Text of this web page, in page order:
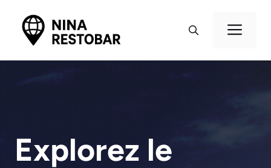
contenu
Explorez le